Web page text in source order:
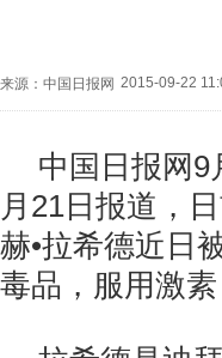
来源：中国日报网 2015-09-22
中国日报网9
月21日报道，
赫•拉希德近日
毒品，服用激